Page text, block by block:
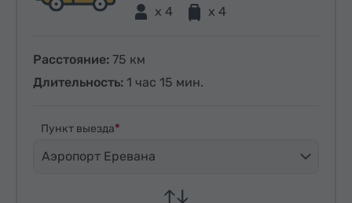
x 4 x 4
Расстояние: 75 км
Длительность: 1 час 15 мин.
Пункт выезда
Аэропорт Еревана